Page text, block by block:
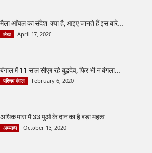
मैला आँचल का संदेश क्या है, आइए जानते हैं इस बारे...
लेख April 17, 2020
बंगाल में 11 साल सीएम रहे बुद्धदेव, फिर भी न बंगला...
पश्चिम बंगाल February 6, 2020
अधिक मास में 33 पुओं के दान का है बड़ा महत्व
अध्यात्म October 13, 2020